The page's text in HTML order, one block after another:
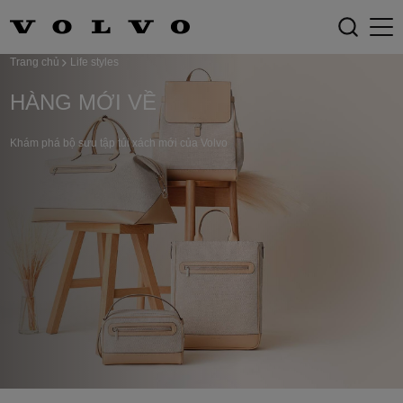
Trang chủ Life styles
HÀNG MỚI VỀ
Khám phá bộ sưu tập túi xách mới của Volvo